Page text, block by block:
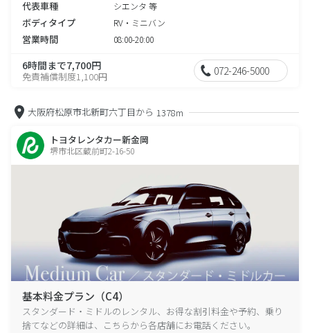
代表車種 シエンタ 等
ボディタイプ RV・ミニバン
営業時間 08:00-20:00
6時間まで7,700円
免責補償制度1,100円 072-246-5000
大阪府松原市北新町六丁目から 1378m
トヨタレンタカー新金岡
堺市北区蔵前町2-16-50
基本料金プラン（C4）
スタンダード・ミドルのレンタル、お得な割引料金や予約、乗り
捨てなどの詳細は、こちらから各店舗にお電話ください。